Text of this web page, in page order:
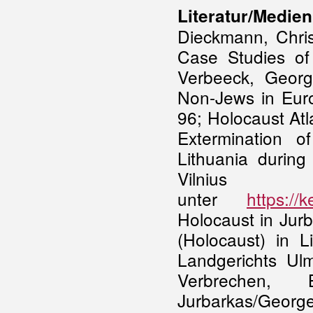
Literatur/Medien
Dieckmann,
Case Studies
Verbeeck,
Non-Jews in
96; Holocaust
Extermination
Lithuania
Vilnius
unter https://
Holocaust in
(Holocaust) in
Landgerichts
Jurbarkas/